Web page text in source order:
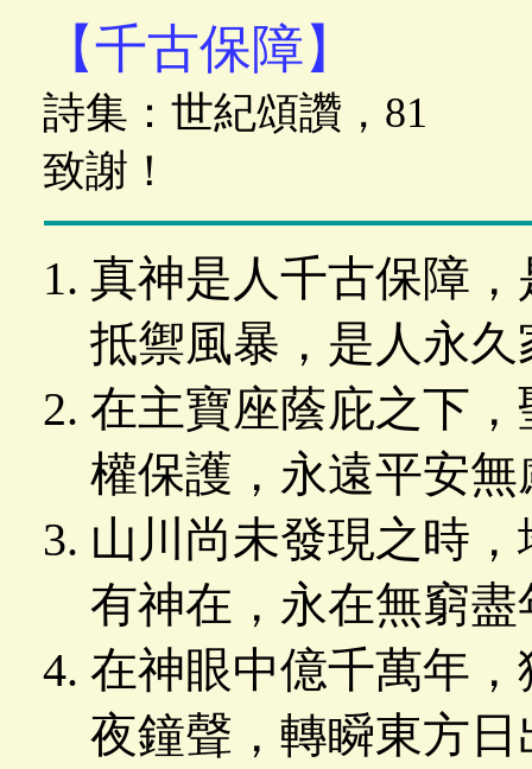
【千古保障】
詩集：世紀頌讚，81
致謝！
真神是人千古保障
抵禦風暴，是人永久
在主寶座蔭庇之下
權保護，永遠平安無
山川尚未發現之時
有神在，永在無窮盡
在神眼中億千萬年
夜鐘聲，轉瞬東方日